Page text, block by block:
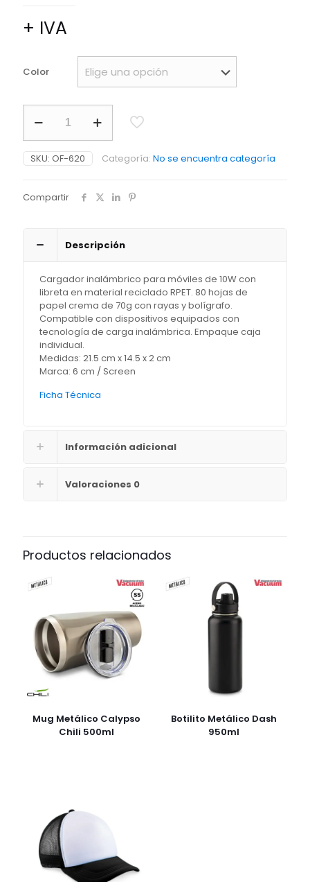
+ IVA
Color
Inalámbrico
con
Libreta
y SKU: OF-620 Categoría: No se encuentra categoría
Compartir
Descripción
Cargador inalámbrico para móviles de 10W con
libreta en material reciclado RPET. 80 hojas de
papel crema de 70g con rayas y bolígrafo.
Compatible con dispositivos equipados con
tecnología de carga inalámbrica. Empaque caja
individual.
Medidas: 21.5 cm x 14.5 x 2 cm
Marca: 6 cm / Screen
Ficha Técnica
Información adicional
Valoraciones 0
Productos relacionados
Mug Metálico Calypso
Chili 500ml
Botilito Metálico Dash
950ml